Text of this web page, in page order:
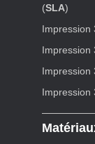
(SLA)
Impression
Impression
Impression
Impression